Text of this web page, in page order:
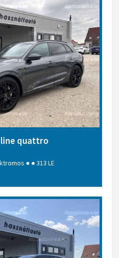
line quattro
● ● 313 LE